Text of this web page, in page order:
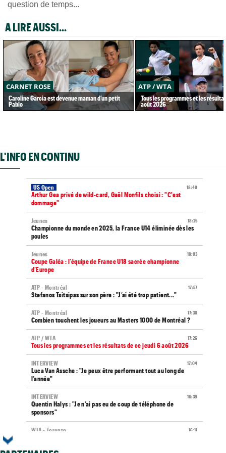
question de temps...
A LIRE AUSSI...
CARNET ROSE
Caroline Garcia est devenue maman d’un petit
Pablo
ATP / WTA
Tous les programmes et les
août 2026
L'INFO EN CONTINU
18:40
US Open
Arthur Gea privé de wild-card, Gaël Monfils choisi : "C'est
dommage"
18:25
Jeunes
Championne du monde en 2025, la France U14 éliminée dès les
poules
18:03
Jeunes
Coupe Galéa : l’équipe de France U18 sacrée championne
d’Europe
17:57
ATP - Montréal
Stefanos Tsitsipas sur son père : "J’ai été trop patient..."
17:30
ATP - Montréal
Combien touchent les joueurs au Masters 1000 de Montréal ?
17:26
ATP / WTA
Tous les programmes et les résultats de ce jeudi 6 août 2026
17:04
INTERVIEW
Luca Van Assche : "Je peux être performant tout au long de
l’année"
16:39
INTERVIEW
Quentin Halys : "Je n’ai pas eu de coup de téléphone de
sponsors"
16:11
WTA - Toronto